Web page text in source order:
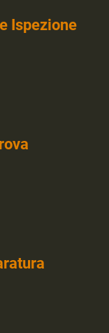
Ispezione